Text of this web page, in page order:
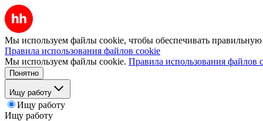
Мы используем файлы cookie, чтобы обеспечивать правильную
Правила использования файлов cookie
Мы используем файлы cookie. Правила использования файлов
Понятно
Ищу работу
Ищу работу
Ищу работу